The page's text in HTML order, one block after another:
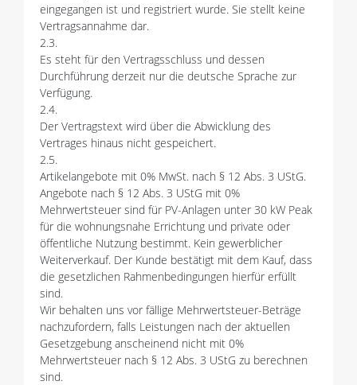
eingegangen ist und registriert wurde. Sie stellt keine
Vertragsannahme dar.
2.3.
Es steht für den Vertragsschluss und dessen
Durchführung derzeit nur die deutsche Sprache zur
Verfügung.
2.4.
Der Vertragstext wird über die Abwicklung des
Vertrages hinaus nicht gespeichert.
2.5.
Artikelangebote mit 0% MwSt. nach § 12 Abs. 3 UStG.
Angebote nach § 12 Abs. 3 UStG mit 0%
Mehrwertsteuer sind für PV-Anlagen unter 30 kW Peak
für die wohnungsnahe Errichtung und private oder
öffentliche Nutzung bestimmt. Kein gewerblicher
Weiterverkauf. Der Kunde bestätigt mit dem Kauf, dass
die gesetzlichen Rahmenbedingungen hierfür erfüllt
sind.
Wir behalten uns vor fällige Mehrwertsteuer-Beträge
nachzufordern, falls Leistungen nach der aktuellen
Gesetzgebung anscheinend nicht mit 0%
Mehrwertsteuer nach § 12 Abs. 3 UStG zu berechnen
sind.